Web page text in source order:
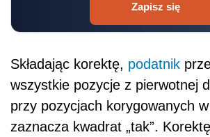
Zapisz się
Składając korektę, podatnik
wszystkie pozycje z pierwotnej
przy pozycjach korygowanych
zaznacza kwadrat „tak”.